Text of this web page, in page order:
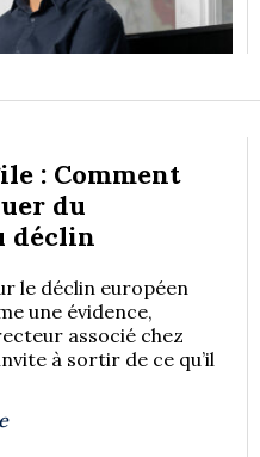
: Comment
du
déclin
le déclin européen
une évidence,
associé chez
à sortir de ce qu’il